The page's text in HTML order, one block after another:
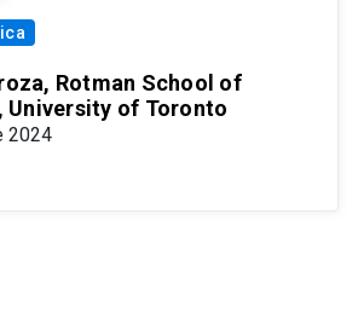
Rotman School of
University of Toronto
2024